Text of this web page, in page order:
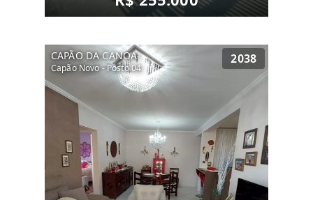
CAPÃO DA CANOA
Capão Novo - Posto 04
2038